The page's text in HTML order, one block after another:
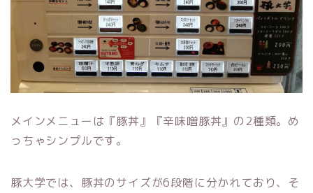
メインメニューは『豚丼』『辛味噌豚丼』の2種類。め
っちゃシンプルです。
豚大学では、豚丼のサイズが6段階に分かれており、そ